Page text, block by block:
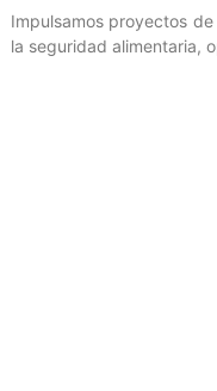
Impulsamos proyectos
la seguridad alimentaria,